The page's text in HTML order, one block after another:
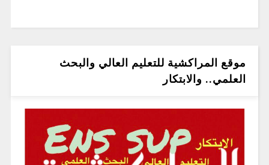
موقع المراكشية للتعليم العالي والبحث
العلمي.. والابتكار